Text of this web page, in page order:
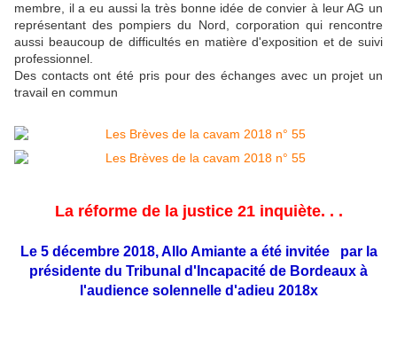
membre, il a eu aussi la très bonne idée de convier à leur AG un
représentant des pompiers du Nord, corporation qui rencontre
aussi beaucoup de difficultés en matière d'exposition et de suivi
professionnel.
Des contacts ont été pris pour des échanges avec un projet un
travail en commun
La réforme de la justice 21 inquiète. . .
Le 5 décembre 2018, Allo Amiante a été invitée par la
présidente du Tribunal d'Incapacité de Bordeaux à
l'audience solennelle d'adieu 2018x